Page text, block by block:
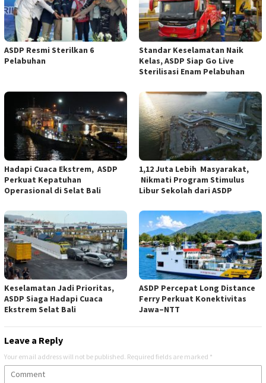
ASDP Resmi Sterilkan 6
Pelabuhan
Standar Keselamatan Naik
Kelas, ASDP Siap Go Live
Sterilisasi Enam Pelabuhan
Hadapi Cuaca Ekstrem, ASDP
Perkuat Kepatuhan
Operasional di Selat Bali
1,12 Juta Lebih Masyarakat,
Nikmati Program Stimulus
Libur Sekolah dari ASDP
Keselamatan Jadi Prioritas,
ASDP Siaga Hadapi Cuaca
Ekstrem Selat Bali
ASDP Percepat Long Distance
Ferry Perkuat Konektivitas
Jawa–NTT
Leave a Reply
Your email address will not be published. Required fields are marked *